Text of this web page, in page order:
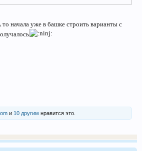
начала уже в башке строить варианты с
и 10 другим нравится это.